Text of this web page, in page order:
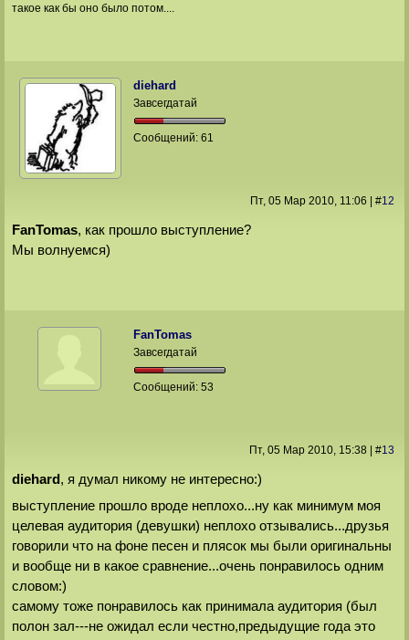
такое как бы оно было потом....
diehard
Завсегдатай
Сообщений:61
Пт, 05 Мар 2010, 11:06 #12
FanTomas, как прошло выступление?
Мы волнуемся)
FanTomas
Завсегдатай
Сообщений:53
Пт, 05 Мар 2010, 15:38| #13
diehard, я думал никому не интересно:)
выступление прошло вроде неплохо...ну как минимум моя
целевая аудитория (девушки) неплохо отзывались...друзья
говорили что на фоне песен и плясок мы были оригинальны
и вообще ни в какое сравнение...очень понравилось одним
словом:)
самому тоже понравилось как принимала аудитория (был
полон зал---не ожидал если честно,предыдущие года это